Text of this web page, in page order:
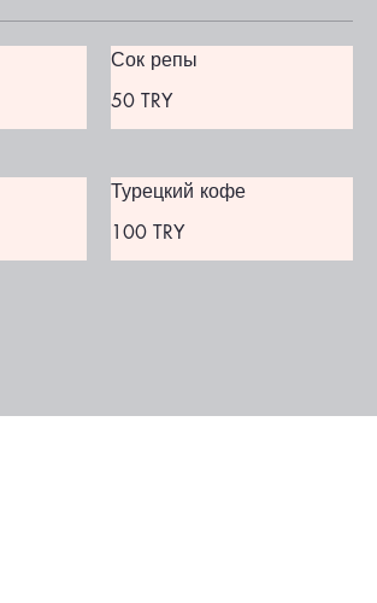
Сок репы
50 TRY
Турецкий кофе
100 TRY